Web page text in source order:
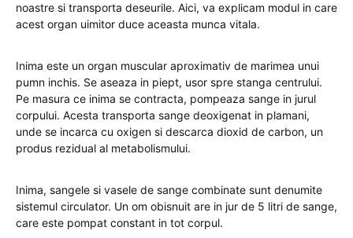
noastre si transporta deseurile. Aici, va explicam modul in care
acest organ uimitor duce aceasta munca vitala.
Inima este un organ muscular aproximativ de marimea unui
pumn inchis. Se aseaza in piept, usor spre stanga centrului.
Pe masura ce inima se contracta, pompeaza sange in jurul
corpului. Acesta transporta sange deoxigenat in plamani,
unde se incarca cu oxigen si descarca dioxid de carbon, un
produs rezidual al metabolismului.
Inima, sangele si vasele de sange combinate sunt denumite
sistemul circulator. Un om obisnuit are in jur de 5 litri de sange,
care este pompat constant in tot corpul.